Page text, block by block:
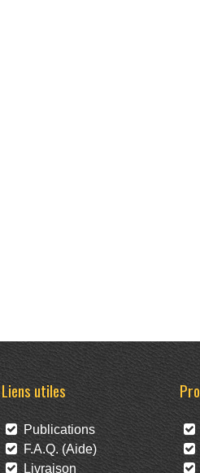
Liens utiles
Publications
F.A.Q. (Aide)
Livraison